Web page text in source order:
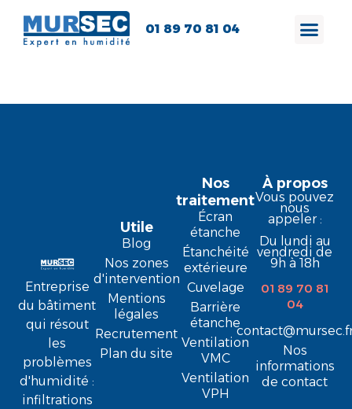
01 89 70 81 04
Entreprise
du bâtiment
qui résout
les
problèmes
d'humidité :
infiltrations
Nos
traitement
Écran
étanche
Étanchéité
extérieure
Cuvelage
Barrière
étanche
Ventilation
VMC
Ventilation
VPH
Utile
Blog
Nos zones
d'intervention
Mentions
légales
Recrutement
Plan du site
À propos
Vous pouvez
nous
appeler :
Du lundi au
vendredi de
9h à 18h
01 89 70 81
04
Nos
informations
de contact